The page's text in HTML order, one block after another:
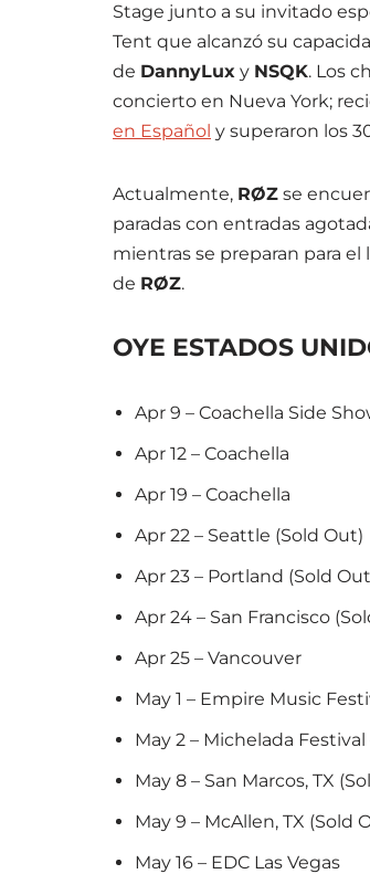
Stage junto a su invitado
Tent que alcanzó su
de DannyLux y NSQK. Los
concierto en Nueva York;
en Español y superaron los
Actualmente, RØZ se
paradas con entradas
mientras se preparan para
de RØZ.
OYE ESTADOS
Apr 9 – Coachella Side
Apr 12 – Coachella
Apr 19 – Coachella
Apr 22 – Seattle (Sold Out)
Apr 23 – Portland (Sold
Apr 24 – San Francisco
Apr 25 – Vancouver
May 1 – Empire Music
May 2 – Michelada Festival
May 8 – San Marcos, TX
May 9 – McAllen, TX (Sold
May 16 – EDC Las Vegas